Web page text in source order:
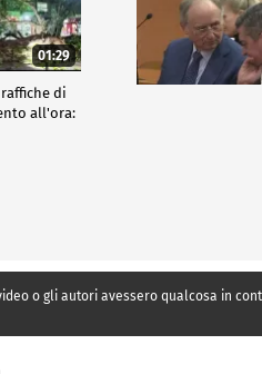
01:29
di
all'ora:
o gli autori avessero qualcosa in